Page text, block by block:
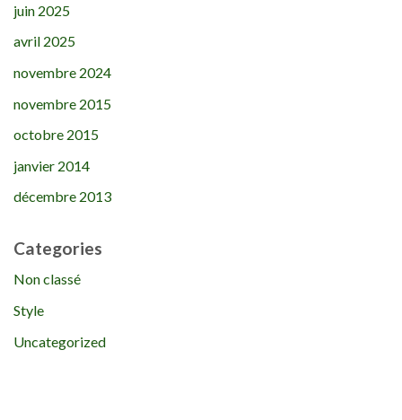
juin 2025
avril 2025
novembre 2024
novembre 2015
octobre 2015
janvier 2014
décembre 2013
Categories
Non classé
Style
Uncategorized